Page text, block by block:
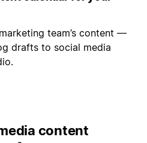
team’s content —
drafts to social media
content